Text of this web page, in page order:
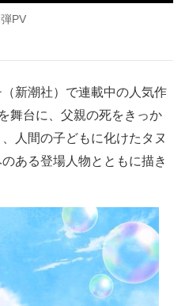
PV
新潮社）で連載中の人気作
舞台に、父親の死をきっか
人間の子どもに化けたタヌ
ある登場人物とともに描き